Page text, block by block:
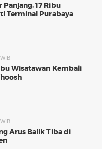
17 Ribu
Terminal Purabaya
Wisatawan Kembali
Arus Balik Tiba di